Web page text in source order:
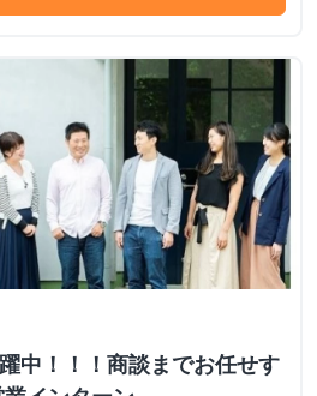
中！！！商談までお任せす